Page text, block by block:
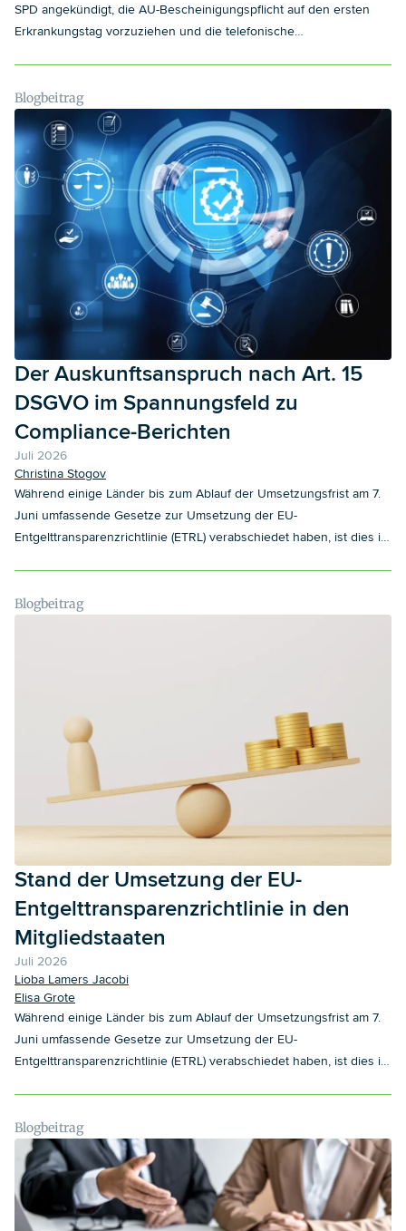
SPD angekündigt, die AU-Bescheinigungspflicht auf den ersten
Erkrankungstag vorzuziehen und die telefonische
Tatsächlich ändert sich weniger als erwartet – die eigentlichen
Herausforderungen liegen in den Details, die erst ein
Gesetzentwurf klären muss.
Blogbeitrag
Der Auskunftsanspruch nach Art. 15
DSGVO im Spannungsfeld zu
Compliance-Berichten
Juli 2026
Christina Stogov
Während einige Länder bis zum Ablauf der Umsetzungsfrist am 7.
Juni umfassende Gesetze zur Umsetzung der EU-
Entgelttransparenzrichtlinie (ETRL) verabschiedet haben, ist dies in
Umsetzungsstand in den Mitgliedstaaten uneinheitlich.
Blogbeitrag
Stand der Umsetzung der EU-
Entgelttransparenzrichtlinie in den
Mitgliedstaaten
Juli 2026
Lioba Lamers Jacobi
Elisa Grote
Während einige Länder bis zum Ablauf der Umsetzungsfrist am 7.
Juni umfassende Gesetze zur Umsetzung der EU-
Entgelttransparenzrichtlinie (ETRL) verabschiedet haben, ist dies in
Umsetzungsstand in den Mitgliedstaaten uneinheitlich.
Blogbeitrag